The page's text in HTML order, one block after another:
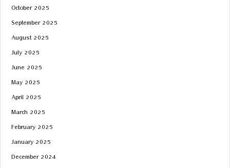
October 2025
September 2025
August 2025
July 2025
June 2025
May 2025
April 2025
March 2025
February 2025
January 2025
December 2024